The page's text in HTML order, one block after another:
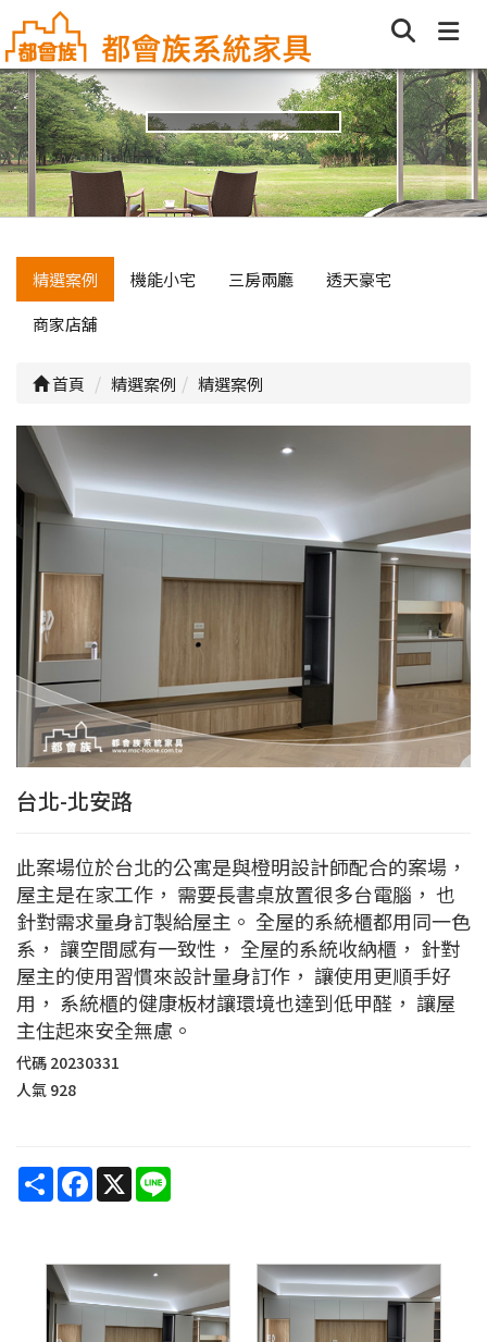
精選案例 機能小宅 三房兩廳
透天豪宅
商家店舖
首頁 精選案例 精選案例
台北-北安路
此案場位於台北的公寓是與橙明設計師配合的案場，
屋主是在家工作， 需要長書桌放置很多台電腦， 也
針對需求量身訂製給屋主。 全屋的系統櫃都用同一色
系， 讓空間感有一致性， 全屋的系統收納櫃， 針對
屋主的使用習慣來設計量身訂作， 讓使用更順手好
用， 系統櫃的健康板材讓環境也達到低甲醛， 讓屋
主住起來安全無慮。
代碼 20230331
人氣 928
ShareFacebook
X